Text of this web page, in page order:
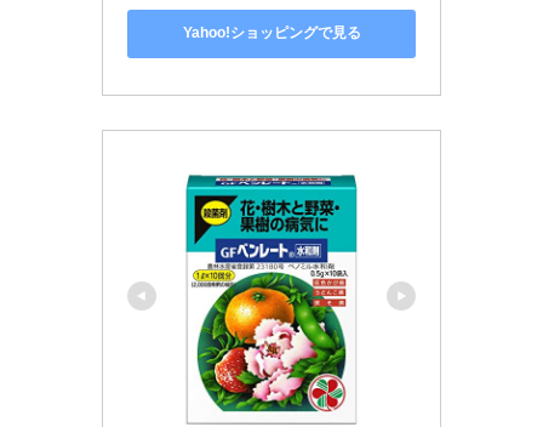
Yahoo!ショッピングで見る